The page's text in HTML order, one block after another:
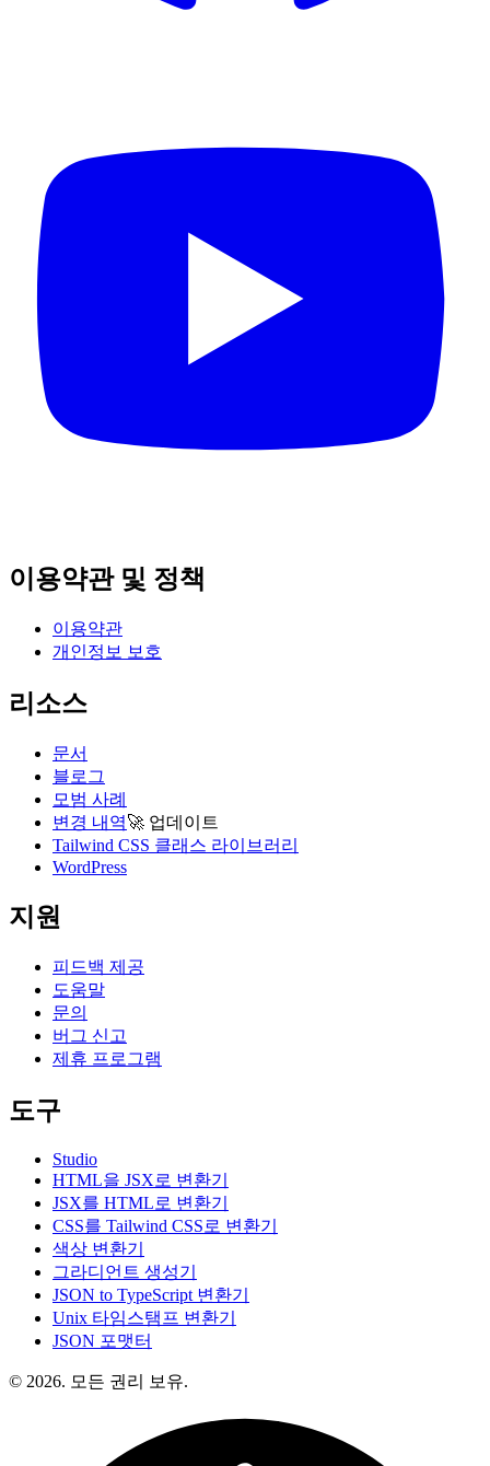
이용약관 및 정책
이용약관
개인정보 보호
리소스
문서
블로그
모범 사례
변경 내역🚀 업데이트
Tailwind CSS 클래스 라이브러리
WordPress
지원
피드백 제공
도움말
문의
버그 신고
제휴 프로그램
도구
Studio
HTML을 JSX로 변환기
JSX를 HTML로 변환기
CSS를 Tailwind CSS로 변환기
색상 변환기
그라디언트 생성기
JSON to TypeScript 변환기
Unix 타임스탬프 변환기
JSON 포맷터
© 2026. 모든 권리 보유.